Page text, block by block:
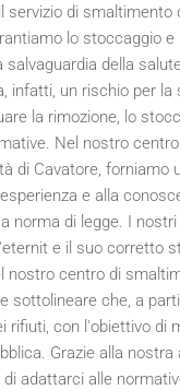
di
lo stoccaggio
della
un rischio per la
la rimozione, lo
Nel nostro
di Cavatore,
e alla
norma di legge. I
e il suo corretto
centro di
sottolineare che, a
rifiuti, con l'obiettivo di
Grazie alla
adattarci alle